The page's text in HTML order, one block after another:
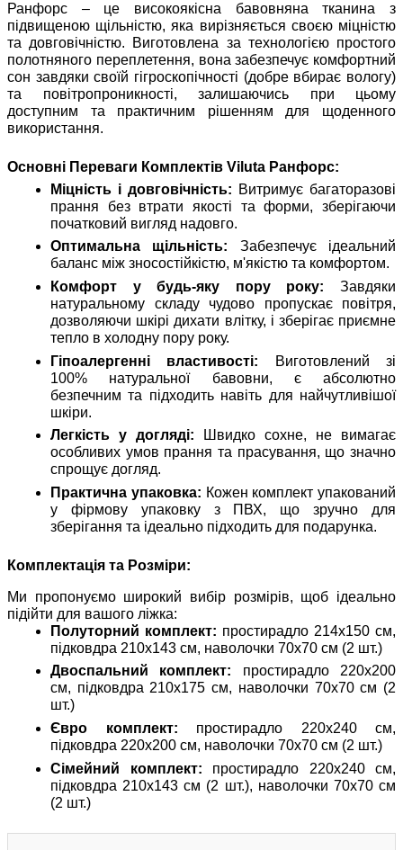
Ранфорс – це високоякісна бавовняна тканина з
підвищеною щільністю, яка вирізняється своєю міцністю
та довговічністю. Виготовлена за технологією простого
полотняного переплетення, вона забезпечує комфортний
сон завдяки своїй гігроскопічності (добре вбирає вологу)
та повітропроникності, залишаючись при цьому
доступним та практичним рішенням для щоденного
використання.
Основні Переваги Комплектів Viluta Ранфорс:
Міцність і довговічність: Витримує багаторазові
прання без втрати якості та форми, зберігаючи
початковий вигляд надовго.
Оптимальна щільність: Забезпечує ідеальний
баланс між зносостійкістю, м'якістю та комфортом.
Комфорт у будь-яку пору року: Завдяки
натуральному складу чудово пропускає повітря,
дозволяючи шкірі дихати влітку, і зберігає приємне
тепло в холодну пору року.
Гіпоалергенні властивості: Виготовлений зі
100% натуральної бавовни, є абсолютно
безпечним та підходить навіть для найчутливішої
шкіри.
Легкість у догляді: Швидко сохне, не вимагає
особливих умов прання та прасування, що значно
спрощує догляд.
Практична упаковка: Кожен комплект упакований
у фірмову упаковку з ПВХ, що зручно для
зберігання та ідеально підходить для подарунка.
Комплектація та Розміри:
Ми пропонуємо широкий вибір розмірів, щоб ідеально
підійти для вашого ліжка:
Полуторний комплект: простирадло 214х150 см,
підковдра 210х143 см, наволочки 70х70 см (2 шт.)
Двоспальний комплект: простирадло 220х200
см, підковдра 210х175 см, наволочки 70х70 см (2
шт.)
Євро комплект: простирадло 220х240 см,
підковдра 220х200 см, наволочки 70х70 см (2 шт.)
Сімейний комплект: простирадло 220х240 см,
підковдра 210х143 см (2 шт.), наволочки 70х70 см
(2 шт.)